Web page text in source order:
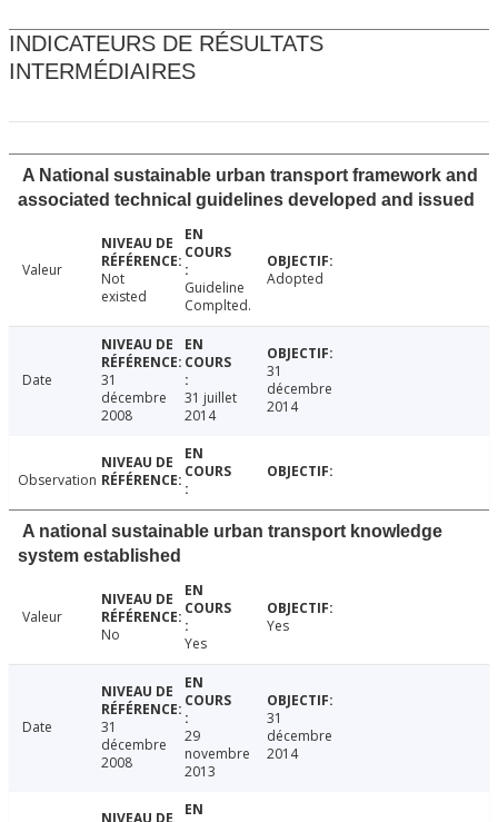
INDICATEURS DE RÉSULTATS
INTERMÉDIAIRES
A National sustainable urban transport framework and
associated technical guidelines developed and issued
Valeur
Not
existed
Guideline
Complted.
Adopted
Date
31
décembre
2008
31 juillet
2014
31
décembre
2014
Observation
A national sustainable urban transport knowledge
system established
Valeur
No
Yes
Yes
Date
31
décembre
2008
29
novembre
2013
31
décembre
2014